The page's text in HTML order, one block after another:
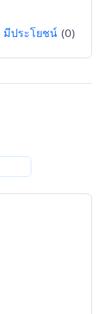
มีประโยชน์ (0)